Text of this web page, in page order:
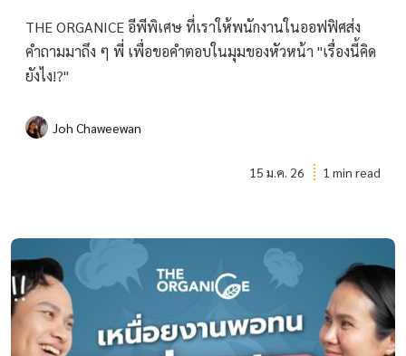
THE ORGANICE อีพีพิเศษ ที่เราให้พนักงานในออฟฟิศส่ง
คำถามมาถึง ๆ พี่ เพื่อขอคำตอบในมุมของหัวหน้า "เรื่องนี้คิด
ยังไง!?"
Joh Chaweewan
15 ม.ค. 26 1 min read